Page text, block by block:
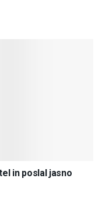
in poslal jasno